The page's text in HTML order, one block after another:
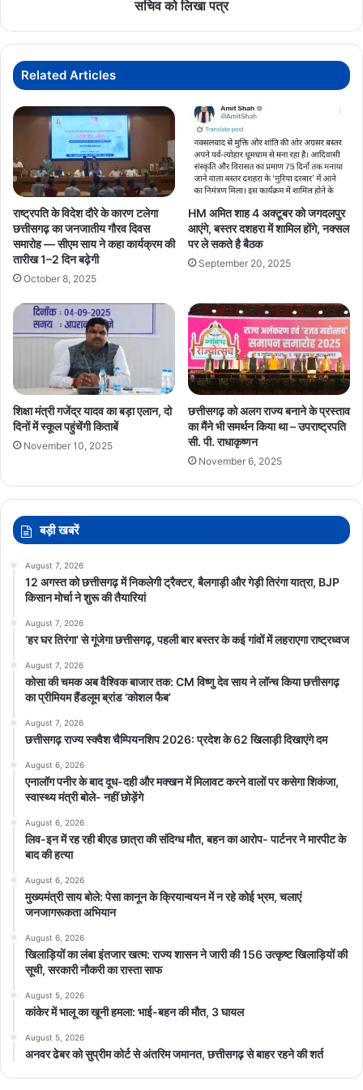
संतोष
ने
ठेके
गड़बड़ी
गंभीर
आरोप,
सचिव
को
लिखा
पत्र
सचिव को लिखा पत्र
Related Articles
राष्ट्रपति के विदेश दौरे के कारण टलेगा
छत्तीसगढ़ का जनजातीय गौरव दिवस
समारोह — सीएम साय ने कहा कार्यक्रम की
तारीख 1–2 दिन बढ़ेगी
October 8, 2025
HM अमित शाह 4 अक्टूबर को जगदलपुर
आएंगे, बस्तर दशहरा में शामिल होंगे, नक्सल
पर ले सकते है बैठक
September 20, 2025
शिक्षा मंत्री गजेंद्र यादव का बड़ा एलान, दो
दिनों में स्कूल पहुंचेंगी किताबें
November 10, 2025
छत्तीसगढ़ को अलग राज्य बनाने के प्रस्ताव
का मैंने भी समर्थन किया था – उपराष्ट्रपति
सी. पी. राधाकृष्णन
November 6, 2025
बड़ी खबरें
August 7, 2026
12 अगस्त को छत्तीसगढ़ में निकलेगी ट्रैक्टर, बैलगाड़ी और गेड़ी तिरंगा यात्रा, BJP
किसान मोर्चा ने शुरू की तैयारियां
August 7, 2026
‘हर घर तिरंगा’ से गूंजेगा छत्तीसगढ़, पहली बार बस्तर के कई गांवों में लहराएगा राष्ट्रध्वज
August 7, 2026
कोसा की चमक अब वैश्विक बाजार तक: CM विष्णु देव साय ने लॉन्च किया छत्तीसगढ़
का प्रीमियम हैंडलूम ब्रांड ‘कोशल फैब’
August 7, 2026
छत्तीसगढ़ राज्य स्क्वैश चैम्पियनशिप 2026: प्रदेश के 62 खिलाड़ी दिखाएंगे दम
August 6, 2026
एनालॉग पनीर के बाद दूध-दही और मक्खन में मिलावट करने वालों पर कसेगा शिकंजा,
स्वास्थ्य मंत्री बोले- नहीं छोड़ेंगे
August 6, 2026
लिव-इन में रह रही बीएड छात्रा की संदिग्ध मौत, बहन का आरोप- पार्टनर ने मारपीट के
बाद की हत्या
August 6, 2026
मुख्यमंत्री साय बोले: पेसा कानून के क्रियान्वयन में न रहे कोई भ्रम, चलाएं
जनजागरूकता अभियान
August 6, 2026
खिलाड़ियों का लंबा इंतजार खत्म: राज्य शासन ने जारी की 156 उत्कृष्ट खिलाड़ियों की
सूची, सरकारी नौकरी का रास्ता साफ
August 5, 2026
कांकेर में भालू का खूनी हमला: भाई-बहन की मौत, 3 घायल
August 5, 2026
अनवर ढेबर को सुप्रीम कोर्ट से अंतरिम जमानत, छत्तीसगढ़ से बाहर रहने की शर्त